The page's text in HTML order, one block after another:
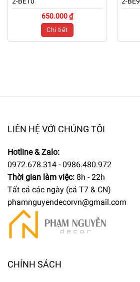
650.000 ₫
Chi tiết
LIÊN HỆ VỚI CHÚNG TÔI
Hotline & Zalo:
0972.678.314 - 0986.480.972
Thời gian làm việc: 8h - 22h
Tất cả các ngày (cả T7 & CN)
phamnguyendecorvn@gmail.com
CHÍNH SÁCH